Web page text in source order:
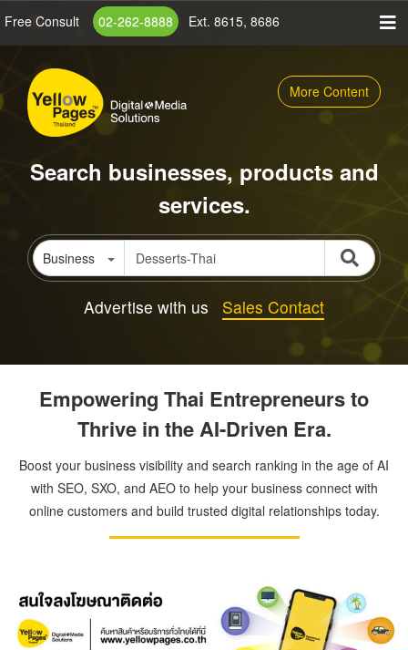
content
Free Consult 02-262-8888 Ext. 8615, 8686
More Content
Search businesses, products and
services.
Business
Advertise with us Sales Contact
Empowering Thai Entrepreneurs to
Thrive in the AI-Driven Era.
Boost your business visibility and search ranking in the age of AI
with SEO, SXO, and AEO to help your business connect with
online customers and build trusted digital relationships today.